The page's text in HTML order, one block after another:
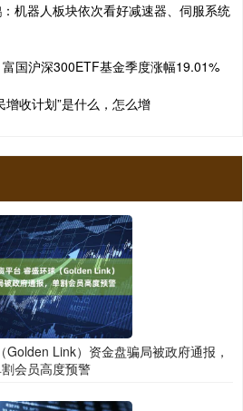
机器人板块依次看好减速器、伺服系统
国沪深300ETF基金季度涨幅19.01%
增收计划”是什么，怎么增
Link）资金盘骗局被政府通报，
会员高度预警